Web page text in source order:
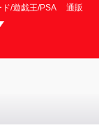
ド/遊戯王/PSA 通販